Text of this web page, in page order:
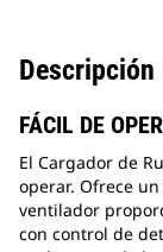
Descripción
FÁCIL DE
El Cargador de
operar. Ofrece
ventilador
con control de